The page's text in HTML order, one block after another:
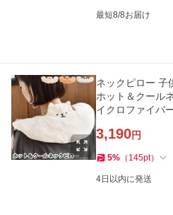
最短8/8お届け
ネックピロー 子
ホット＆クール
イクロファイバ
3,190円
5% （ 145pt）
4日以内に発送